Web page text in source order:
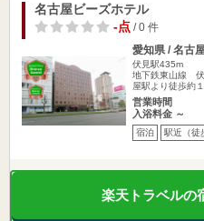
名古屋ビーズホテル
-点/ 0 件
愛知県 / 名古
伏見駅435m
地下鉄東山線 伏
屋駅より徒歩約
営業時間
入浴料金 ～
宿泊 駅近（徒
楽天トラベルの